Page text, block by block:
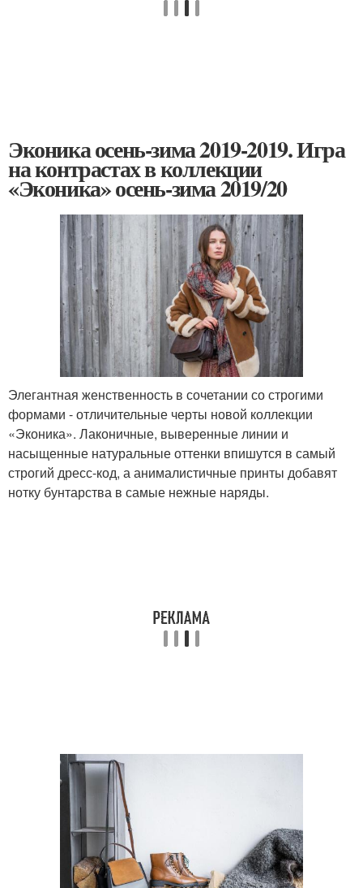
Эконика осень-зима 2019-2019. Игра
на контрастах в коллекции
«Эконика» осень-зима 2019/20
Элегантная женственность в сочетании со строгими
формами - отличительные черты новой коллекции
«Эконика». Лаконичные, выверенные линии и
насыщенные натуральные оттенки впишутся в самый
строгий дресс-код, а анималистичные принты добавят
нотку бунтарства в самые нежные наряды.